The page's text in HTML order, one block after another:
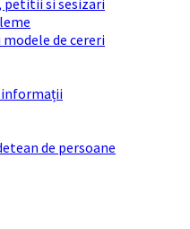
petitii si sesizari
modele de cereri
informații
de persoane